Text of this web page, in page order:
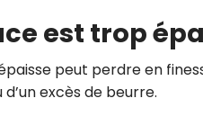
est trop
peut perdre en
excès de beurre.